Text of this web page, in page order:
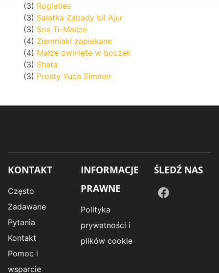
(3) Rogieties
(3) Sałatka Zabady bil Ajur
(3) Sos Ti-Malice
(4) Ziemniaki zapiekane
(4) Małże owinięte w boczek
(3) Shata
(3) Prosty Yuca Simmer
KONTAKT
Często
Zadawane
Pytania
Kontakt
Pomoc i
wsparcie
INFORMACJE
PRAWNE
Polityka
prywatności i
plików cookie
ŚLEDŹ NAS